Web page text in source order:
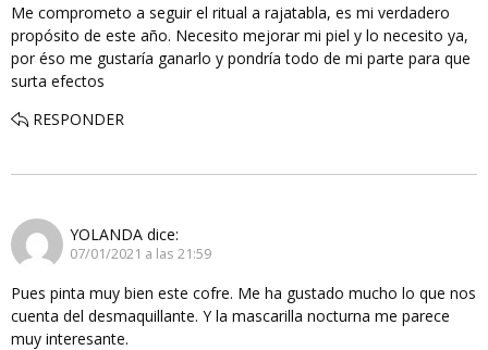
Me comprometo a seguir el ritual a rajatabla, es mi verdadero
propósito de este año. Necesito mejorar mi piel y lo necesito ya,
por éso me gustaría ganarlo y pondría todo de mi parte para que
surta efectos
RESPONDER
YOLANDA dice:
07/01/2021 a las 21:59
Pues pinta muy bien este cofre. Me ha gustado mucho lo que nos
cuenta del desmaquillante. Y la mascarilla nocturna me parece
muy interesante.